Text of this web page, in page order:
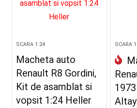
SCARA 1:24
Macheta auto
Renault R8 Gordini,
Kit de asamblat si
vopsit 1:24 Heller
SCARA